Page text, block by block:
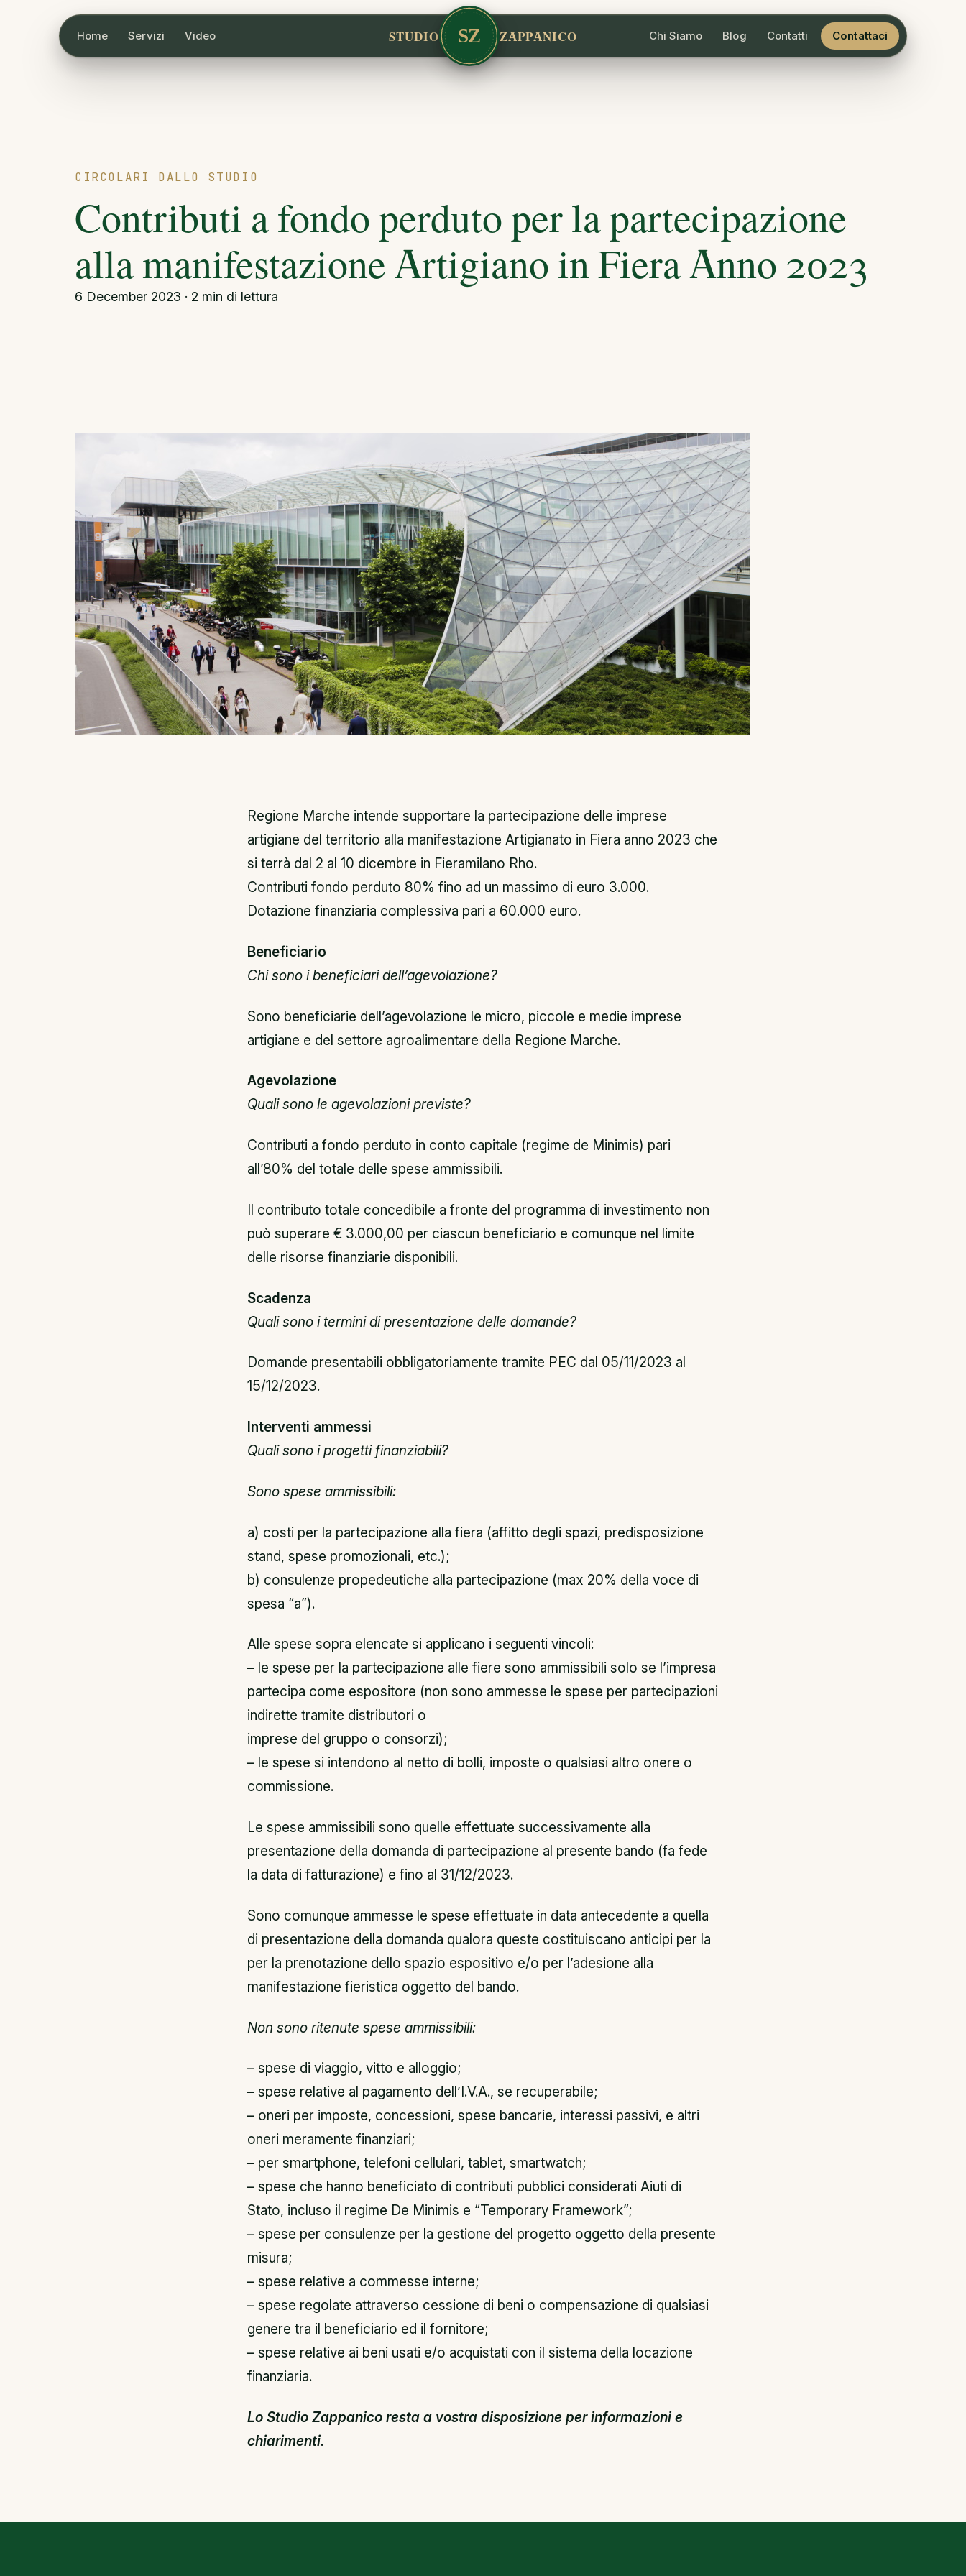
Home Servizi Video STUDIO SZ ZAPPANICO Chi Siamo Blog Contatti Contattaci
CIRCOLARI DALLO STUDIO
Contributi a fondo perduto per la partecipazione
alla manifestazione Artigiano in Fiera Anno 2023
6 December 2023 · 2 min di lettura
Regione Marche intende supportare la partecipazione delle imprese
artigiane del territorio alla manifestazione Artigianato in Fiera anno 2023 che
si terrà dal 2 al 10 dicembre in Fieramilano Rho.
Contributi fondo perduto 80% fino ad un massimo di euro 3.000.
Dotazione finanziaria complessiva pari a 60.000 euro.
Beneficiario
Chi sono i beneficiari dell’agevolazione?
Sono beneficiarie dell’agevolazione le micro, piccole e medie imprese
artigiane e del settore agroalimentare della Regione Marche.
Agevolazione
Quali sono le agevolazioni previste?
Contributi a fondo perduto in conto capitale (regime de Minimis) pari
all’80% del totale delle spese ammissibili.
Il contributo totale concedibile a fronte del programma di investimento non
può superare € 3.000,00 per ciascun beneficiario e comunque nel limite
delle risorse finanziarie disponibili.
Scadenza
Quali sono i termini di presentazione delle domande?
Domande presentabili obbligatoriamente tramite PEC dal 05/11/2023 al
15/12/2023.
Interventi ammessi
Quali sono i progetti finanziabili?
Sono spese ammissibili:
a) costi per la partecipazione alla fiera (affitto degli spazi, predisposizione
stand, spese promozionali, etc.);
b) consulenze propedeutiche alla partecipazione (max 20% della voce di
spesa “a”).
Alle spese sopra elencate si applicano i seguenti vincoli:
– le spese per la partecipazione alle fiere sono ammissibili solo se l’impresa
partecipa come espositore (non sono ammesse le spese per partecipazioni
indirette tramite distributori o
imprese del gruppo o consorzi);
– le spese si intendono al netto di bolli, imposte o qualsiasi altro onere o
commissione.
Le spese ammissibili sono quelle effettuate successivamente alla
presentazione della domanda di partecipazione al presente bando (fa fede
la data di fatturazione) e fino al 31/12/2023.
Sono comunque ammesse le spese effettuate in data antecedente a quella
di presentazione della domanda qualora queste costituiscano anticipi per la
per la prenotazione dello spazio espositivo e/o per l’adesione alla
manifestazione fieristica oggetto del bando.
Non sono ritenute spese ammissibili:
– spese di viaggio, vitto e alloggio;
– spese relative al pagamento dell’I.V.A., se recuperabile;
– oneri per imposte, concessioni, spese bancarie, interessi passivi, e altri
oneri meramente finanziari;
– per smartphone, telefoni cellulari, tablet, smartwatch;
– spese che hanno beneficiato di contributi pubblici considerati Aiuti di
Stato, incluso il regime De Minimis e “Temporary Framework”;
– spese per consulenze per la gestione del progetto oggetto della presente
misura;
– spese relative a commesse interne;
– spese regolate attraverso cessione di beni o compensazione di qualsiasi
genere tra il beneficiario ed il fornitore;
– spese relative ai beni usati e/o acquistati con il sistema della locazione
finanziaria.
Lo Studio Zappanico resta a vostra disposizione per informazioni e
chiarimenti.